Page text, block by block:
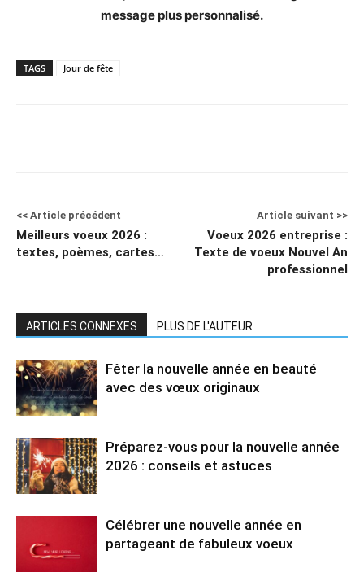
message plus personnalisé.
TAGS Jour de fête
<< Article précédent
Meilleurs voeux 2026 :
textes, poèmes, cartes…
Article suivant >>
Voeux 2026 entreprise :
Texte de voeux Nouvel An
professionnel
ARTICLES CONNEXES PLUS DE L'AUTEUR
Fêter la nouvelle année en beauté
avec des vœux originaux
Préparez-vous pour la nouvelle année
2026 : conseils et astuces
Célébrer une nouvelle année en
partageant de fabuleux voeux